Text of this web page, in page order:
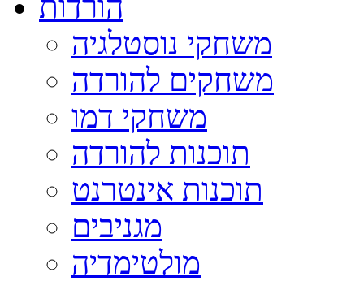
משחקי נוסטלגיה
משחקים להורדה
משחקי דמו
תוכנות להורדה
תוכנות אינטרנט
מגניבים
מולטימדיה